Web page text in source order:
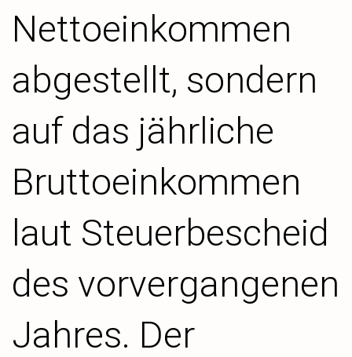
Nettoeinkommen
abgestellt, sondern
auf das jährliche
Bruttoeinkommen
laut Steuerbescheid
des vorvergangenen
Jahres. Der